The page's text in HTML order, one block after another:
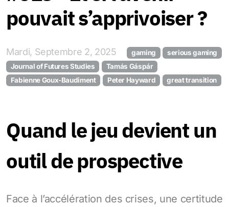
pouvait s’apprivoiser ?
Mardi, Septembre 2, 2025 gaming
serious gaming
Journal of Futures Studies
Tamás Gáspár
Fabienne Goux-Baudiment
Peter Hayward great transition
Quand le jeu devient un
outil de prospective
Face à l’accélération des crises, une certitude